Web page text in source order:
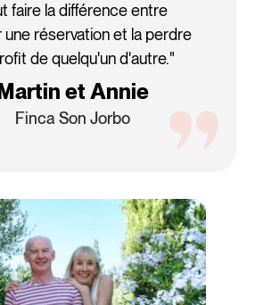
faire la différence entre
une réservation et la perdre
de quelqu'un d'autre."
et Annie
Finca Son Jorbo